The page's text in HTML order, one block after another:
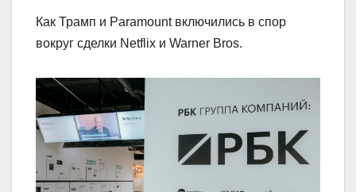
Как Трамп и Paramount включились в спор
вокруг сделки Netflix и Warner Bros.